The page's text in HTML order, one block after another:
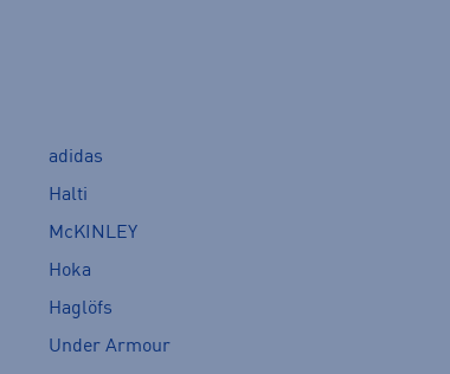
adidas
Halti
McKINLEY
Hoka
Haglöfs
Under Armour